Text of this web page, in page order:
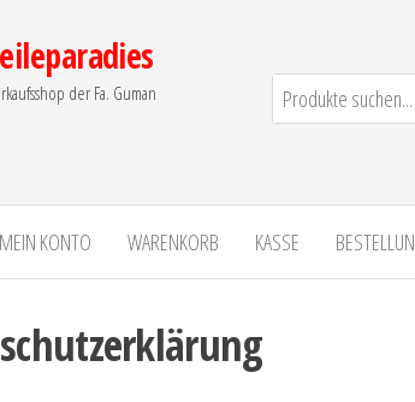
der Fa. Guman
MEIN KONTO WARENKORB KASSE